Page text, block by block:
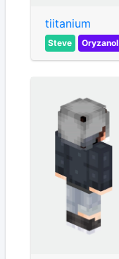
tiitanium
Steve Oryzanol